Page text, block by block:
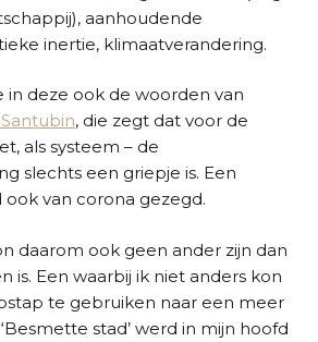
aanhoudende
inertie, klimaatverandering.
in deze ook de woorden van
, die zegt dat voor de
als systeem – de
slechts een griepje is. Een
van corona gezegd.
daarom ook geen ander zijn dan
is. Een waarbij ik niet anders kon
te gebruiken naar een meer
stad’ werd in mijn hoofd